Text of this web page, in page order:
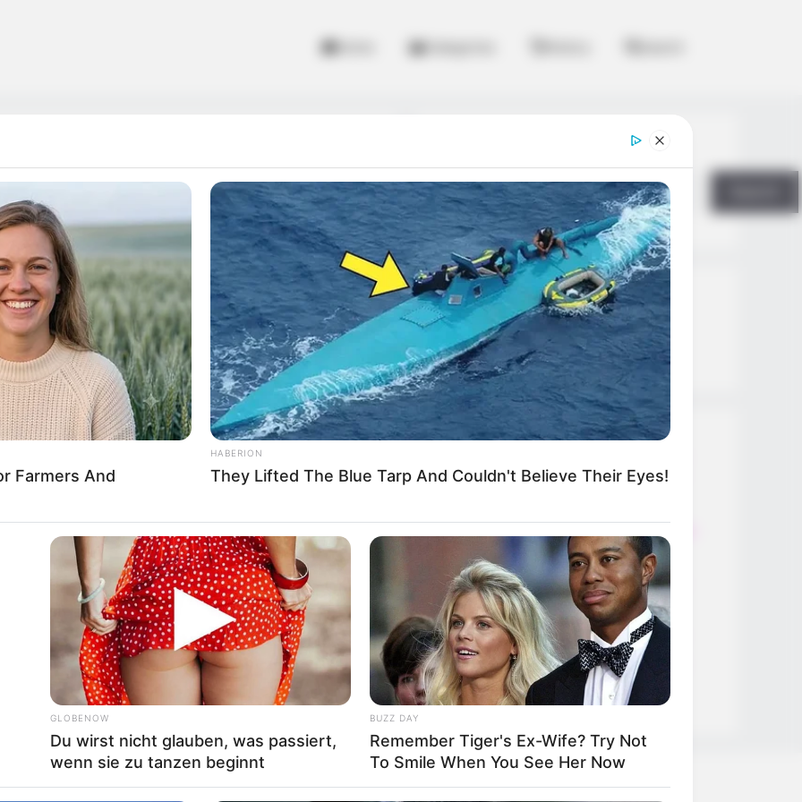
Racing
phenomenon, haven’t you? They’ve rocked the
All
Rezepte
leicht, cremig und voller Protein!
nur 5 Minuten!
DEI BESTEN HAUSGEMACHTEN
EISBEIN VARIATIONEN
DIE BESTEN SALAT DRESSINGS
die besten hausgemachten BBQ
sauce variationen
Farmers And
HABERION
They Lifted The Blue Tarp And Couldn't Believe Their Eyes!
GLOBENOW
Du wirst nicht glauben, was passiert,
wenn sie zu tanzen beginnt
BUZZ DAY
Remember Tiger's Ex-Wife? Try Not
To Smile When You See Her Now